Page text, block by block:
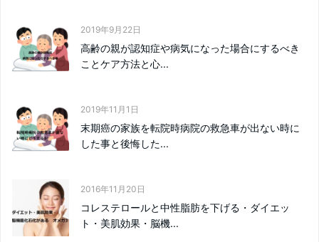
2019年9月22日
高齢の親が認知症や病気になった場合にするべき
ことケア方法と心...
2019年11月1日
末期癌の家族を転院時病院の救急車が出ない時に
した事と後悔した...
2016年11月20日
コレステロールと中性脂肪を下げる・ダイエッ
ト・美肌効果・脳機...